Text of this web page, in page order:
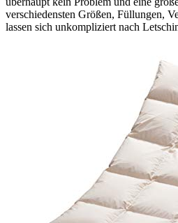
verschiedensten Größen, Füllungen,
lassen sich unkompliziert nach